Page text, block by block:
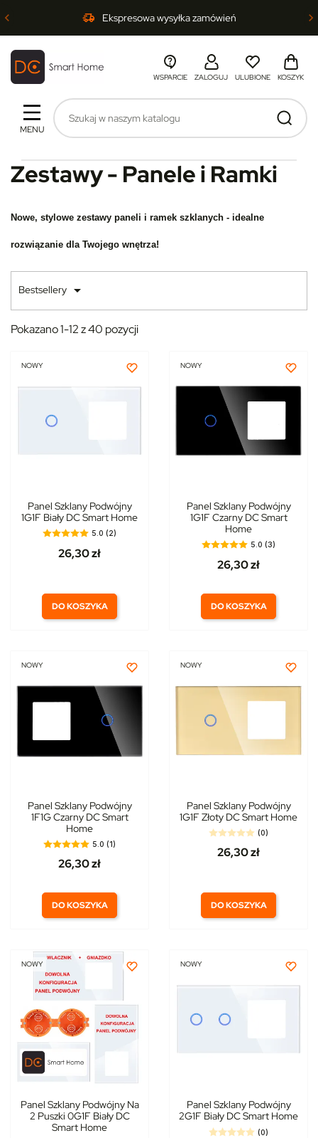
Ekspresowa wysyłka zamówień
MENU
WSPARCIE ZALOGUJ ULUBIONE KOSZYK
Zestawy - Panele i Ramki
Nowe, stylowe zestawy paneli i ramek szklanych - idealne
rozwiązanie dla Twojego wnętrza!
Bestsellery 
Pokazano 1-12 z 40 pozycji
NOWY
Panel Szklany Podwójny
1G1F Biały DC Smart Home
5.0 (2)
26,30 zł
DO KOSZYKA
NOWY
Panel Szklany Podwójny
1G1F Czarny DC Smart
Home
5.0 (3)
26,30 zł
DO KOSZYKA
NOWY
Panel Szklany Podwójny
1F1G Czarny DC Smart
Home
5.0 (1)
26,30 zł
DO KOSZYKA
NOWY
Panel Szklany Podwójny
1G1F Złoty DC Smart Home
(0)
26,30 zł
DO KOSZYKA
NOWY
Panel Szklany Podwójny Na
2 Puszki 0G1F Biały DC
Smart Home
NOWY
Panel Szklany Podwójny
2G1F Biały DC Smart Home
(0)